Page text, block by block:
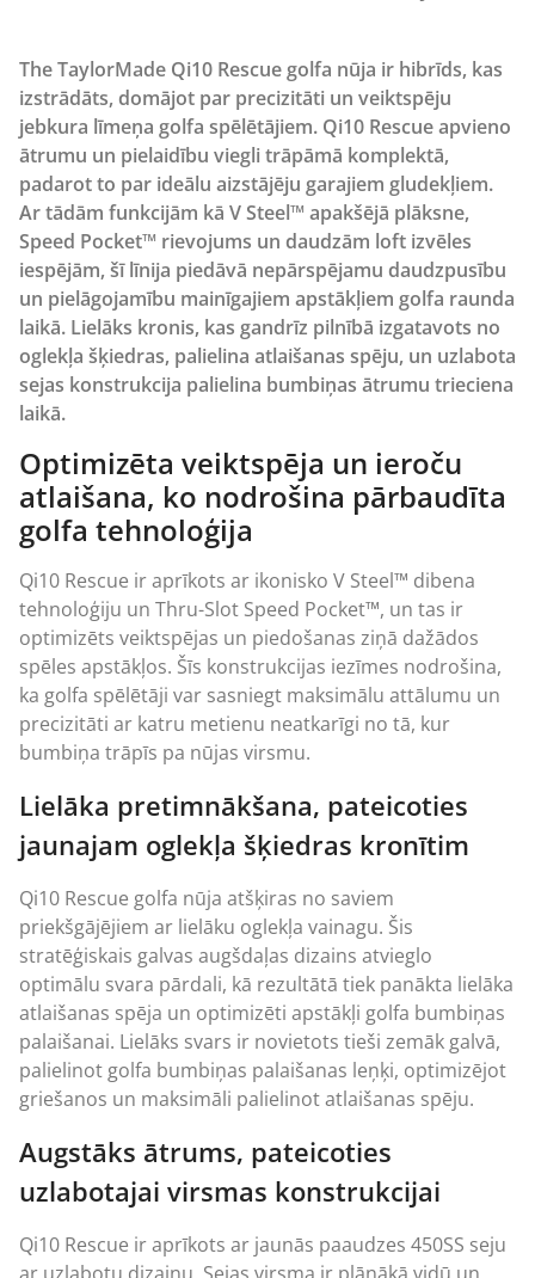
The TaylorMade Qi10 Rescue golfa nūja ir hibrīds, kas
izstrādāts, domājot par precizitāti un veiktspēju
jebkura līmeņa golfa spēlētājiem. Qi10 Rescue apvieno
ātrumu un pielaidību viegli trāpāmā komplektā,
padarot to par ideālu aizstājēju garajiem gludekļiem.
Ar tādām funkcijām kā V Steel™ apakšējā plāksne,
Speed Pocket™ rievojums un daudzām loft izvēles
iespējām, šī līnija piedāvā nepārspējamu daudzpusību
un pielāgojamību mainīgajiem apstākļiem golfa raunda
laikā. Lielāks kronis, kas gandrīz pilnībā izgatavots no
oglekļa šķiedras, palielina atlaišanas spēju, un uzlabota
sejas konstrukcija palielina bumbiņas ātrumu trieciena
laikā.
Optimizēta veiktspēja un ieroču
atlaišana, ko nodrošina pārbaudīta
golfa tehnoloģija
Qi10 Rescue ir aprīkots ar ikonisko V Steel™ dibena
tehnoloģiju un Thru-Slot Speed Pocket™, un tas ir
optimizēts veiktspējas un piedošanas ziņā dažādos
spēles apstākļos. Šīs konstrukcijas iezīmes nodrošina,
ka golfa spēlētāji var sasniegt maksimālu attālumu un
precizitāti ar katru metienu neatkarīgi no tā, kur
bumbiņa trāpīs pa nūjas virsmu.
Lielāka pretimnākšana, pateicoties
jaunajam oglekļa šķiedras kronītim
Qi10 Rescue golfa nūja atšķiras no saviem
priekšgājējiem ar lielāku oglekļa vainagu. Šis
stratēģiskais galvas augšdaļas dizains atvieglo
optimālu svara pārdali, kā rezultātā tiek panākta lielāka
atlaišanas spēja un optimizēti apstākļi golfa bumbiņas
palaišanai. Lielāks svars ir novietots tieši zemāk galvā,
palielinot golfa bumbiņas palaišanas leņķi, optimizējot
griešanos un maksimāli palielinot atlaišanas spēju.
Augstāks ātrums, pateicoties
uzlabotajai virsmas konstrukcijai
Qi10 Rescue ir aprīkots ar jaunās paaudzes 450SS seju